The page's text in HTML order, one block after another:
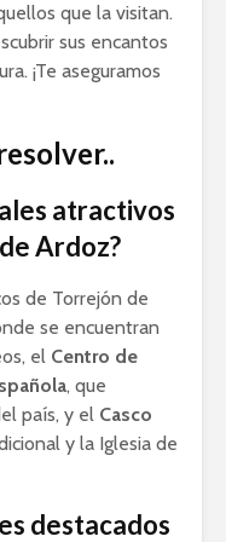
que la visitan.
sus encantos
¡Te aseguramos
atractivos
Ardoz?
de Torrejón de
se encuentran
el Centro de
, que
país, y el Casco
y la Iglesia de
destacados